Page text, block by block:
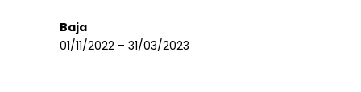
Baja
01/11/2022 – 31/03/2023